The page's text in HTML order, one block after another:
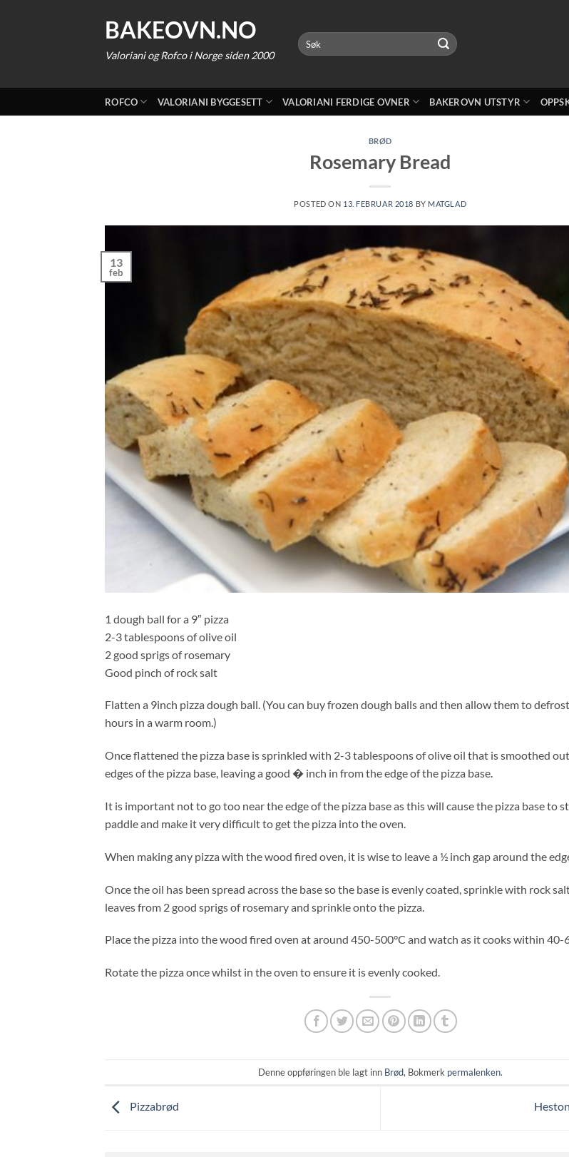
BAKEOVN.NO
Valoriani og Rofco i Norge siden 2000
Søk
etter:
ROFCO VALORIANI BYGGESETT VALORIANI FERDIGE OVNER BAKEROVN UTSTYR
BRØD
Rosemary Bread
POSTED ON 13. FEBRUAR 2018 BY MATGLAD
13
feb
1 dough ball for a 9″ pizza
2-3 tablespoons of olive oil
2 good sprigs of rosemary
Good pinch of rock salt
Flatten a 9inch pizza dough ball. (You can buy frozen dough balls and then allow them to
hours in a warm room.)
Once flattened the pizza base is sprinkled with 2-3 tablespoons of olive oil that is smoothed
edges of the pizza base, leaving a good � inch in from the edge of the pizza base.
It is important not to go too near the edge of the pizza base as this will cause the pizza base to
paddle and make it very difficult to get the pizza into the oven.
When making any pizza with the wood fired oven, it is wise to leave a ½ inch gap around the
Once the oil has been spread across the base so the base is evenly coated, sprinkle with rock
leaves from 2 good sprigs of rosemary and sprinkle onto the pizza.
Place the pizza into the wood fired oven at around 450-500°C and watch as it cooks within 40-
Rotate the pizza once whilst in the oven to ensure it is evenly cooked.
Denne oppføringen ble lagt inn Brød, Bokmerk permalenken.
Pizzabrød